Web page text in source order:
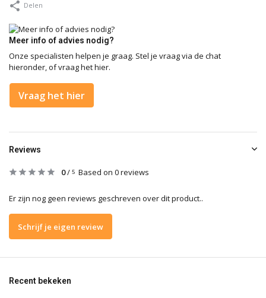
Delen
Meer info of advies nodig?
Onze specialisten helpen je graag. Stel je vraag via de chat
hieronder, of vraag het hier.
Vraag het hier
Reviews
0/ 5 Based on 0 reviews
Er zijn nog geen reviews geschreven over dit product..
Schrijf je eigen review
Recent bekeken